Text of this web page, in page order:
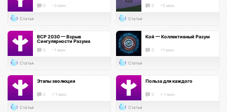
0 ~3 мин.
Статья
0 ~5 мин.
Статья
ВСР 2030 — Взрыв
Сингулярности Разума
0 ~1 мин.
Статья
Кой — Коллективный Разум
0 ~1 мин.
Статья
Этапы эволюции
0 < 1 мин.
Статья
Польза для каждого
0 < 1 мин.
Статья